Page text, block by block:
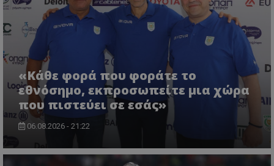
«Κάθε φορά που φοράτε το
εθνόσημο, εκπροσωπείτε μια χώρα
που πιστεύει σε εσάς»
06.08.2026 - 21:22